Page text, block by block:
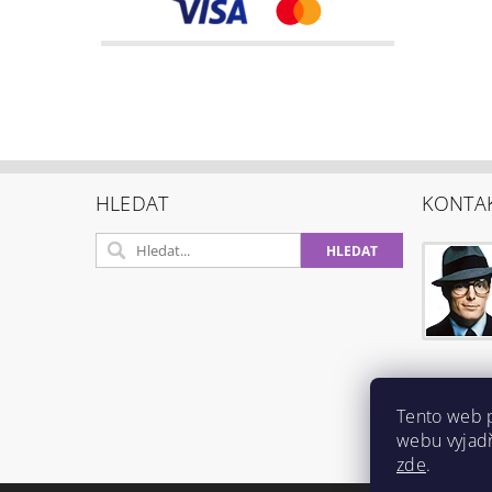
HLEDAT
Tento web
webu
zde.